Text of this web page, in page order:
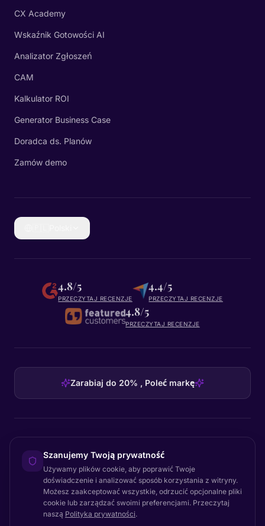
CX Academy
Wskaźnik Gotowości AI
Analizator Zgłoszeń
CAM
Kalkulator ROI
Generator Business Case
Doradca ds. Planów
Zamów demo
4.8/5
PRZECZYTAJ RECENZJE
4.4/5
PRZECZYTAJ RECENZJE
4.8/5
PRZECZYTAJ RECENZJE
Zarabiaj do 20% , Poleć markę
Certainly Group ApS
C/O GRROW, Pilestræde 52A · 1112 København K
Szanujemy Twoją prywatność
Używamy plików cookie, aby poprawić Twoje
doświadczenie i analizować sposób korzystania z witryny.
Możesz zaakceptować wszystkie, odrzucić opcjonalne pliki
cookie lub zarządzać swoimi preferencjami. Przeczytaj
naszą Polityka prywatności.